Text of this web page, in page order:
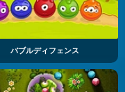
バブルディフェンス